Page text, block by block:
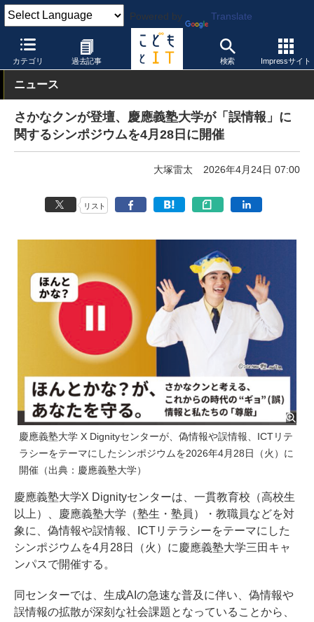
Powered by Translate
カテゴリ 過去記事 検索 Impressサイト
こどもとIT イベント・セミナー
ニュース
さかなクンが登壇、慶應義塾大学が「誤情報」に
関するシンポジウムを4月28日に開催
大塚雷太 2026年4月24日 07:00
リスト
慶應義塾大学 X Dignityセンターが、偽情報や誤情報、ICTリテ
ラシーをテーマにしたシンポジウムを2026年4月28日（火）に
開催（出典：慶應義塾大学）
慶應義塾大学X Dignityセンターは、一貫教育校（高校生
以上）、慶應義塾大学（塾生・塾員）・教職員などを対
象に、偽情報や誤情報、ICTリテラシーをテーマにした
シンポジウムを4月28日（火）に慶應義塾大学三田キャ
ンパスで開催する。
同センターでは、生成AIの急速な普及に伴い、偽情報や
誤情報の拡散が深刻な社会課題となっていることから、